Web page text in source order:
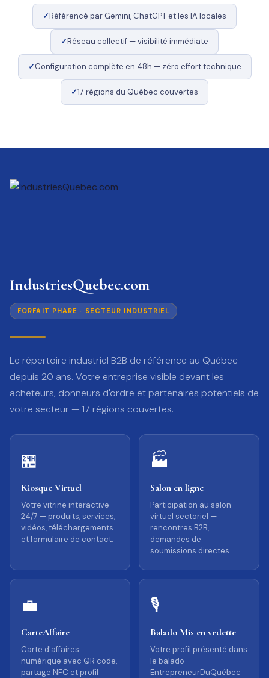
✓Référencé par Gemini, ChatGPT et les IA locales
✓Réseau collectif — visibilité immédiate
✓Configuration complète en 48h — zéro effort technique
✓17 régions du Québec couvertes
IndustriesQuebec.com
FORFAIT PHARE · SECTEUR INDUSTRIEL
Le répertoire industriel B2B de référence au Québec
depuis 20 ans. Votre entreprise visible devant les
acheteurs, donneurs d'ordre et partenaires potentiels de
votre secteur — 17 régions couvertes.
🏪
Kiosque Virtuel
Votre vitrine interactive
24/7 — produits, services,
vidéos, téléchargements
et formulaire de contact.
🏭
Salon en ligne
Participation au salon
virtuel sectoriel —
rencontres B2B,
demandes de
soumissions directes.
💼
CarteAffaire
Carte d'affaires
numérique avec QR code,
partage NFC et profil
🎙️
Balado Mis en vedette
Votre profil présenté dans
le balado
EntrepreneurDuQuébec